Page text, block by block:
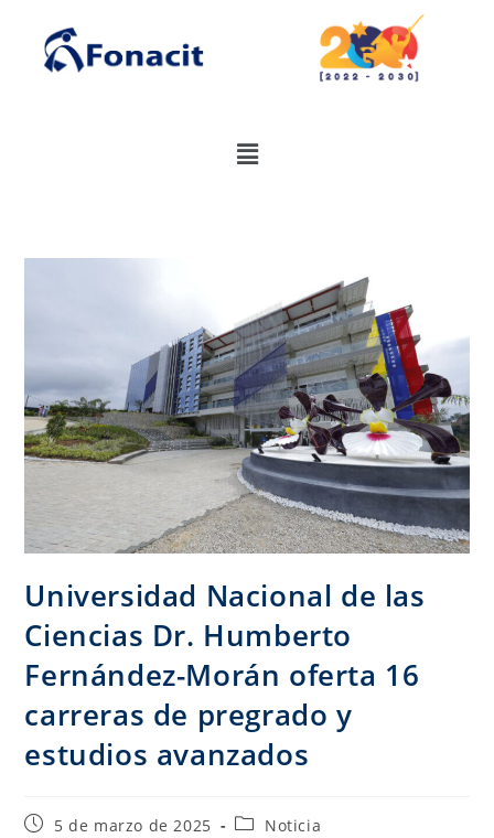
Universidad Nacional de las
Ciencias Dr. Humberto
Fernández-Morán oferta 16
carreras de pregrado y
estudios avanzados
5 de marzo de 2025 Noticia